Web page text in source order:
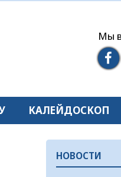
Мы
КАЛЕЙДОСКОП
НОВОСТИ